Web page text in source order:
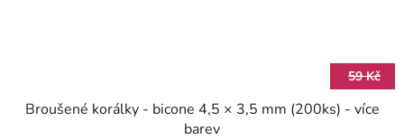
59 Kč
Broušené korálky - bicone 4,5 × 3,5 mm (200ks) - více
barev